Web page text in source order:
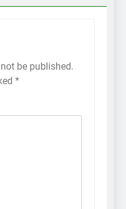
be published.
*